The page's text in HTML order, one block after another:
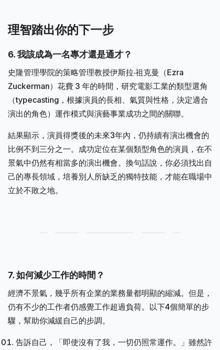
理智踏出你的下一步
6. 我該成為一名專才還是通才？
史隆管理學院的策略管理教授伊斯拉‧祖克曼（Ezra
Zuckerman）花費 3 年的時間，研究電影工業的類型選角
（typecasting，根據演員的長相、氣質與性格，決定適合
演出的角色）運作模式與演藝事業成功之間的關聯。
結果顯示，演員得獎後的未來3年內，仍持續有演出機會的
比例不到三分之一。成功定位在某個類型角色的演員，在不
景氣中仍然有相當多的演出機會。換句話說，你必須找出自
己的專長領域，培養別人所缺乏的獨特技能，才能在職場中
立於不敗之地。
7. 如何減少工作的時間？
經濟不景氣，幾乎所有企業的業務量都明顯的縮減。但是，
仍有不少的工作者仍感覺工作超過負荷。以下4個簡單的步
驟，幫助你減緩自己的步調。
告訴自己，「即使沒有了我，一切仍照常運作。」雖然許